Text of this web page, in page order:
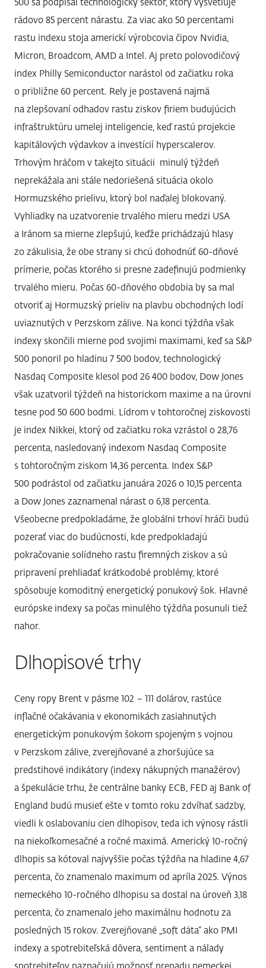
500 sa podpísal technologický sektor, ktorý vysvetľuje
rádovo 85 percent nárastu. Za viac ako 50 percentami
rastu indexu stoja americkí výrobcovia čipov Nvidia,
Micron, Broadcom, AMD a Intel. Aj preto polovodičový
index Philly Semiconductor narástol od začiatku roka
o približne 60 percent. Rely je postavená najmä
na zlepšovaní odhadov rastu ziskov firiem budujúcich
infraštruktúru umelej inteligencie, keď rastú projekcie
kapitálových výdavkov a investícií hyperscalerov.
Trhovým hráčom v takejto situácii minulý týždeň
neprekážala ani stále nedoriešená situácia okolo
Hormuzského prielivu, ktorý bol naďalej blokovaný.
Vyhliadky na uzatvorenie trvalého mieru medzi USA
a Iránom sa mierne zlepšujú, keďže prichádzajú hlasy
zo zákulisia, že obe strany si chcú dohodnúť 60-dňové
prímerie, počas ktorého si presne zadefinujú podmienky
trvalého mieru. Počas 60-dňového obdobia by sa mal
otvoriť aj Hormuzský prieliv na plavbu obchodných lodí
uviaznutých v Perzskom zálive. Na konci týždňa však
indexy skončili mierne pod svojimi maximami, keď sa S&P
500 ponoril po hladinu 7 500 bodov, technologický
Nasdaq Composite klesol pod 26 400 bodov, Dow Jones
však uzatvoril týždeň na historickom maxime a na úrovni
tesne pod 50 600 bodmi. Lídrom v tohtoročnej ziskovosti
je index Nikkei, ktorý od začiatku roka vzrástol o 28,76
percenta, nasledovaný indexom Nasdaq Composite
s tohtoročným ziskom 14,36 percenta. Index S&P
500 podrástol od začiatku januára 2026 o 10,15 percenta
a Dow Jones zaznamenal nárast o 6,18 percenta.
Všeobecne predpokladáme, že globálni trhoví hráči budú
pozerať viac do budúcnosti, kde predpokladajú
pokračovanie solídneho rastu firemných ziskov a sú
pripravení prehliadať krátkodobé problémy, ktoré
spôsobuje komoditný energetický ponukový šok. Hlavné
európske indexy sa počas minulého týždňa posunuli tiež
nahor.
Dlhopisové trhy
Ceny ropy Brent v pásme 102 – 111 dolárov, rastúce
inflačné očakávania v ekonomikách zasiahnutých
energetickým ponukovým šokom spojeným s vojnou
v Perzskom zálive, zverejňované a zhoršujúce sa
predstihové indikátory (indexy nákupných manažérov)
a špekulácie trhu, že centrálne banky ECB, FED aj Bank of
England budú musieť ešte v tomto roku zdvíhať sadzby,
viedli k oslabovaniu cien dlhopisov, teda ich výnosy rástli
na niekoľkomesačné a ročné maximá. Americký 10-ročný
dlhopis sa kótoval najvyššie počas týždňa na hladine 4,67
percenta, čo znamenalo maximum od apríla 2025. Výnos
nemeckého 10-ročného dlhopisu sa dostal na úroveň 3,18
percenta, čo znamenalo jeho maximálnu hodnotu za
posledných 15 rokov. Zverejňované „soft dáta“ ako PMI
indexy a spotrebiteľská dôvera, sentiment a nálady